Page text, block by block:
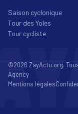
Saison cyclonique
Tour des Yoles
Tour cycliste
©2026 ZayActu.org.
Agency
Mentions légales